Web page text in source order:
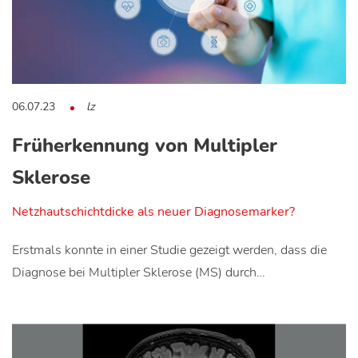
06.07.23 lz
Früherkennung von Multipler
Sklerose
Netzhautschichtdicke als neuer Diagnosemarker?
Erstmals konnte in einer Studie gezeigt werden, dass die
Diagnose bei Multipler Sklerose (MS) durch…